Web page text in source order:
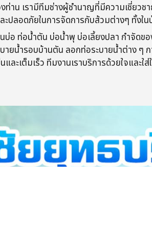
งท่าน เรามีทีมช่างผู้ชำนาญที่มีความเชี่ย
ปลอดภัยในการจัดการกับส้วมต่างๆ ทั้ง
อ​ ท่อน้ำตัน​ บ่อน้ำพุ​ บ่อเลี้ยงปลา​ กำจัด​ข
ยน้ำ​รอบบ้านตัน​ ลอกท่อระบายน้ำ​ต่าง​ ๆ​
เต็มเร็ว​ ทีมงานเราบริการ​ด้วยใจและใ